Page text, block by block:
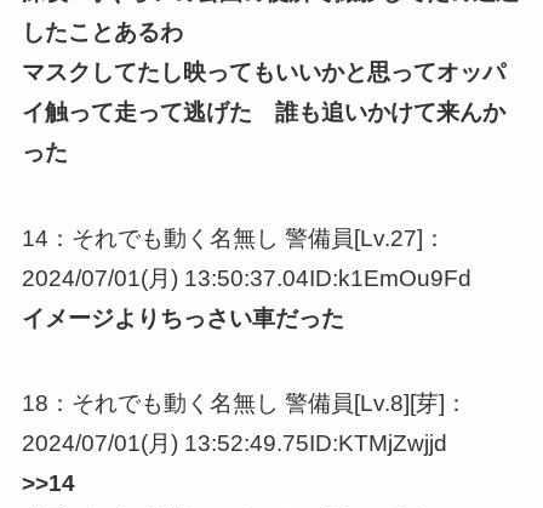
したことあるわ
マスクしてたし映ってもいいかと思ってオッパ
イ触って走って逃げた 誰も追いかけて来んか
った
14：それでも動く名無し 警備員[Lv.27]：
2024/07/01(月) 13:50:37.04ID:k1EmOu9Fd
イメージよりちっさい車だった
18：それでも動く名無し 警備員[Lv.8][芽]：
2024/07/01(月) 13:52:49.75ID:KTMjZwjjd
>>14